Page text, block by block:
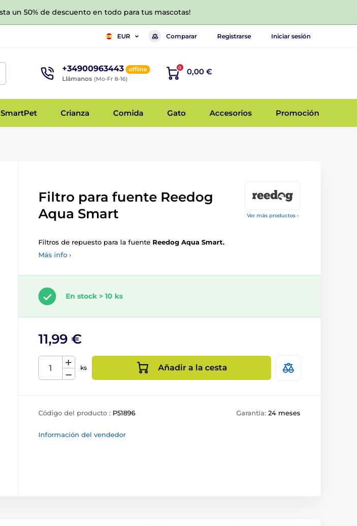
un 50% de descuento en todo para tus mascotas!
EUR Comparar Registrarse Iniciar sesión
+34900963443 offline
Llámanos (Mo-Fr 8-16)
0 0,00 €
SmartPet Crianza Comida Gato Accesorios Promoción
Ver más productos ›
Filtro para fuente Reedog
Aqua Smart
Filtros de repuesto para la fuente Reedog Aqua Smart.
Más info ›
En stock > 10 ks
11,99 €
ks Añadir a la cesta
Código del producto : P51896 Garantía: 24 meses
Información del vendedor